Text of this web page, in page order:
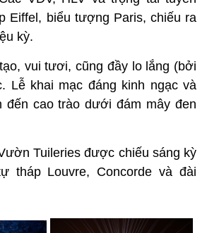
Eiffel, biểu tượng Paris, chiếu ra
kỳ.
vui tươi, cũng đầy lo lắng (bởi
Lễ khai mạc đáng kinh ngạc và
đến cao trào dưới đám mây đen
Tuileries được chiếu sáng kỳ
tháp Louvre, Concorde và đài